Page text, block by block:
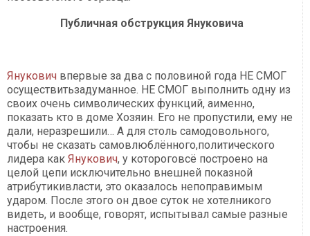
Публичная обструкция Януковича
Янукович впервые за два с половиной года НЕ СМОГ
осуществитьзадуманное. НЕ СМОГ выполнить одну из
своих очень символических функций, аименно,
показать кто в доме Хозяин. Его не пропустили, ему не
дали, неразрешили… А для столь самодовольного,
чтобы не сказать самовлюблённого,политического
лидера как Янукович, у котороговсё построено на
целой цепи исключительно внешней показной
атрибутикивласти, это оказалось непоправимым
ударом. После этого он двое суток не хотелникого
видеть, и вообще, говорят, испытывал самые разные
настроения.